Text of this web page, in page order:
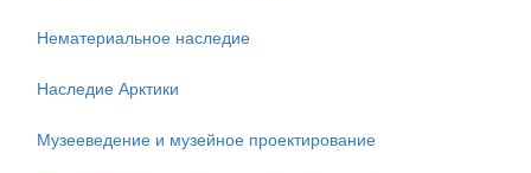
Нематериальное наследие
Наследие Арктики
Музееведение и музейное проектирование